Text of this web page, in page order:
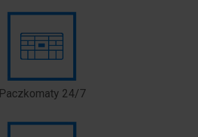
Paczkomaty 24/7